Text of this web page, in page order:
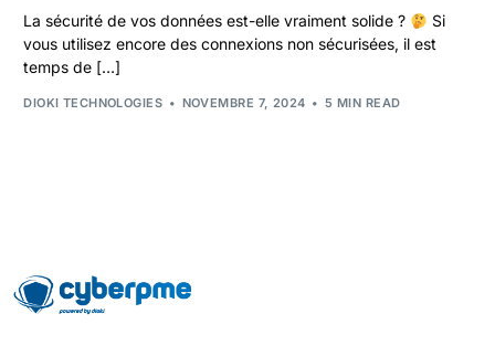
La sécurité de vos données est-elle vraiment solide ?
Si
vous utilisez encore des connexions non sécurisées, il est
temps de […]
DIOKI TECHNOLOGIES NOVEMBRE 7, 2024 5 MIN READ